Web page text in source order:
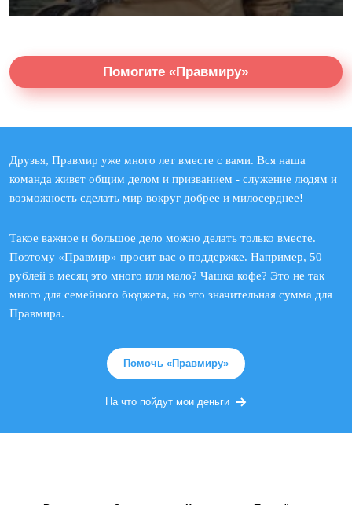
Помогите «Правмиру»
Друзья, Правмир уже много лет вместе с вами. Вся наша
команда живет общим делом и призванием - служение людям и
возможность сделать мир вокруг добрее и милосерднее!
Такое важное и большое дело можно делать только вместе.
Поэтому «Правмир» просит вас о поддержке. Например, 50
рублей в месяц это много или мало? Чашка кофе? Это не так
много для семейного бюджета, но это значительная сумма для
Правмира.
Помочь «Правмиру»
На что пойдут мои деньги